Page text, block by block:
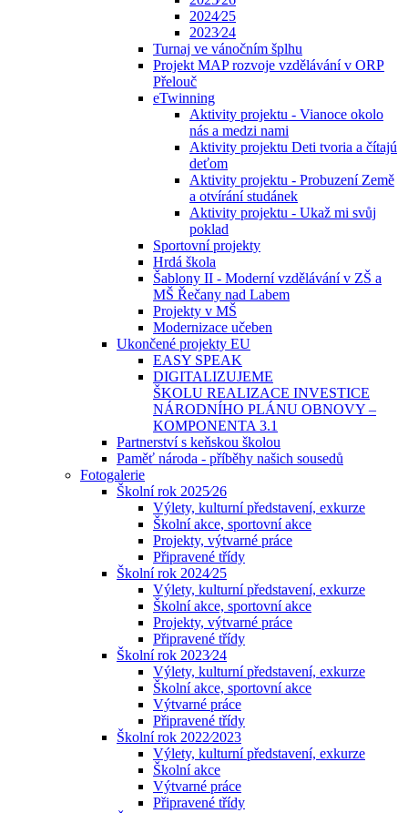
2024⁄25
2023⁄24
Turnaj ve vánočním šplhu
Projekt MAP rozvoje vzdělávání v ORP
Přelouč
eTwinning
Aktivity projektu - Vianoce okolo
nás a medzi nami
Aktivity projektu Deti tvoria a čítajú
deťom
Aktivity projektu - Probuzení Země
a otvírání studánek
Aktivity projektu - Ukaž mi svůj
poklad
Sportovní projekty
Hrdá škola
Šablony II - Moderní vzdělávání v ZŠ a
MŠ Řečany nad Labem
Projekty v MŠ
Modernizace učeben
Ukončené projekty EU
EASY SPEAK
DIGITALIZUJEME
ŠKOLU REALIZACE INVESTICE
NÁRODNÍHO PLÁNU OBNOVY –
KOMPONENTA 3.1
Partnerství s keňskou školou
Paměť národa - příběhy našich sousedů
Fotogalerie
Školní rok 2025⁄26
Výlety, kulturní představení, exkurze
Školní akce, sportovní akce
Projekty, výtvarné práce
Připravené třídy
Školní rok 2024⁄25
Výlety, kulturní představení, exkurze
Školní akce, sportovní akce
Projekty, výtvarné práce
Připravené třídy
Školní rok 2023⁄24
Výlety, kulturní představení, exkurze
Školní akce, sportovní akce
Výtvarné práce
Připravené třídy
Školní rok 2022⁄2023
Výlety, kulturní představení, exkurze
Školní akce
Výtvarné práce
Připravené třídy